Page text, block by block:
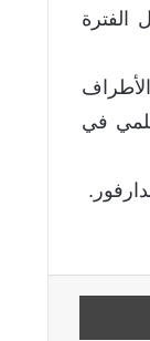
الفترة
في
طباعة